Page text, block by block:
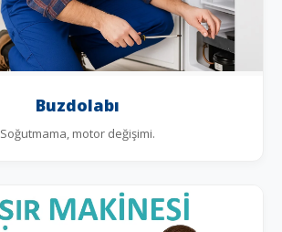
Buzdolabı
Soğutmama, motor değişimi.